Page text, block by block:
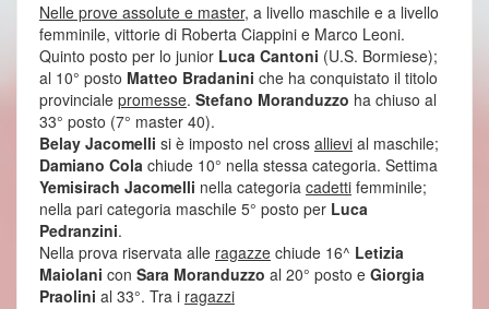
Nelle prove assolute e master, a livello maschile e a livello
femminile, vittorie di Roberta Ciappini e Marco Leoni.
Quinto posto per lo junior Luca Cantoni (U.S. Bormiese);
al 10° posto Matteo Bradanini che ha conquistato il titolo
provinciale promesse. Stefano Moranduzzo ha chiuso al
33° posto (7° master 40).
Belay Jacomelli si è imposto nel cross allievi al maschile;
Damiano Cola chiude 10° nella stessa categoria. Settima
Yemisirach Jacomelli nella categoria cadetti femminile;
nella pari categoria maschile 5° posto per Luca
Pedranzini.
Nella prova riservata alle ragazze chiude 16^ Letizia
Maiolani con Sara Moranduzzo al 20° posto e Giorgia
Praolini al 33°. Tra i ragazzi